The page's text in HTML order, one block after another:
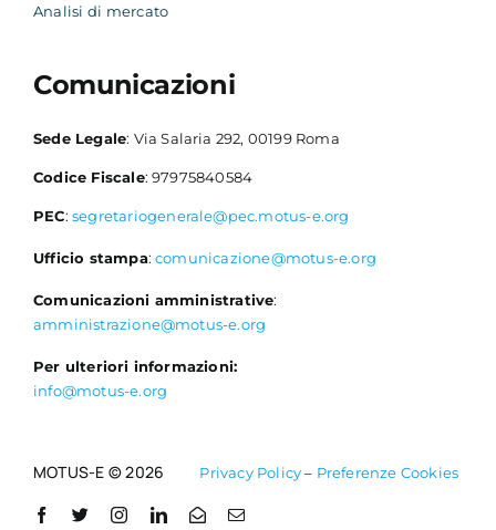
Analisi di mercato
Comunicazioni
Sede Legale: Via Salaria 292, 00199 Roma
Codice Fiscale: 97975840584
PEC: segretariogenerale@pec.motus-e.org
Ufficio stampa:comunicazione@motus-e.org
Comunicazioni amministrative:
amministrazione@motus-e.org
Per ulteriori informazioni:
info@motus-e.org
MOTUS-E © 2026 Privacy Policy– Preferenze Cookies